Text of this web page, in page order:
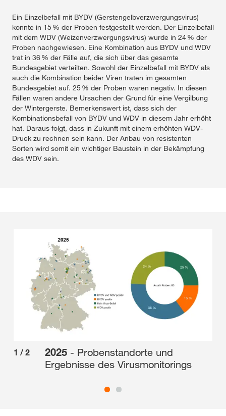
Ein Einzelbefall mit BYDV (Gerstengelbverzwergungsvirus)
konnte in 15 % der Proben festgestellt werden. Der Einzelbefall
mit dem WDV (Weizenverzwergungsvirus) wurde in 24 % der
Proben nachgewiesen. Eine Kombination aus BYDV und WDV
trat in 36 % der Fälle auf, die sich über das gesamte
Bundesgebiet verteilten. Sowohl der Einzelbefall mit BYDV als
auch die Kombination beider Viren traten im gesamten
Bundesgebiet auf. 25 % der Proben waren negativ. In diesen
Fällen waren andere Ursachen der Grund für eine Vergilbung
der Wintergerste. Bemerkenswert ist, dass sich der
Kombinationsbefall von BYDV und WDV in diesem Jahr erhöht
hat. Daraus folgt, dass in Zukunft mit einem erhöhten WDV-
Druck zu rechnen sein kann. Der Anbau von resistenten
Sorten wird somit ein wichtiger Baustein in der Bekämpfung
des WDV sein.
Hohes Auftreten von Verzwergungsviren
Im Jahr 2024 haben unsere Berater im Auftrag von Landwirten
auf fast 200 Flächen Proben entnommen und diese in
unserem Labor in Einbeck mittels ELISA-Test untersuchen
lassen.
Viele Pflanzenschutzdienste und Beratungsunternehmen
haben es bereits publiziert. In diesem Jahr tritt ein
vergleichsweise höherer Befall mit Verzwergungsviren in der
Wintergerste auf. Einzelbefall mit BYDV konnte in 47,5 % der
der Wintergerste.
1 / 2 2025 - Probenstandorte und
Ergebnisse des Virusmonitorings